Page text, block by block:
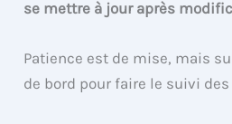
se mettre à jour après
Patience est de mise, mais
de bord pour faire le suivi